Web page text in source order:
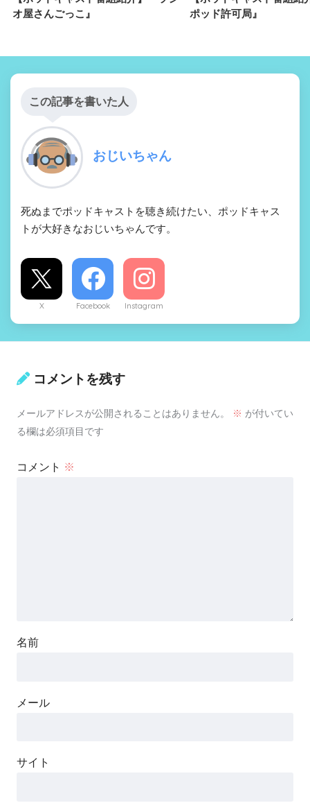
オ屋さんごっこ』
ポッド許可局』
この記事を書いた人
おじいちゃん
死ぬまでポッドキャストを聴き続けたい、ポッドキャス
トが大好きなおじいちゃんです。
X Facebook Instagram
コメントを残す
メールアドレスが公開されることはありません。 ※ が付いてい
る欄は必須項目です
コメント ※
名前
メール
サイト